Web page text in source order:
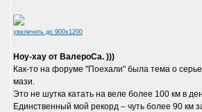
увеличить до 900x1200
Ноу-хау от ВалероСа. )))
Как-то на форуме "Поехали" была тема о
мази.
Это не шутка катать на веле более 100 км в
Единственный мой рекорд – чуть более 90 км